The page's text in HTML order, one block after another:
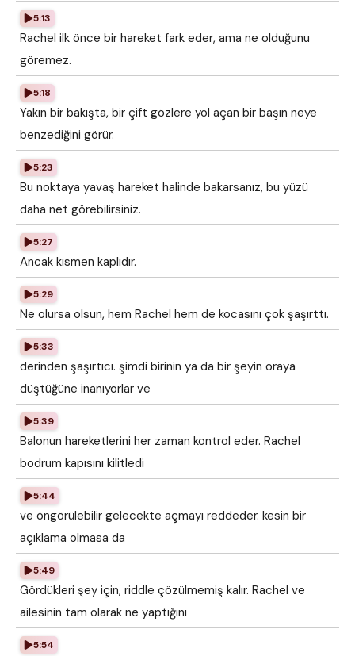
5:13
Rachel ilk önce bir hareket fark eder, ama ne olduğunu
göremez.
5:18
Yakın bir bakışta, bir çift gözlere yol açan bir başın neye
benzediğini görür.
5:23
Bu noktaya yavaş hareket halinde bakarsanız, bu yüzü
daha net görebilirsiniz.
5:27
Ancak kısmen kaplıdır.
5:29
Ne olursa olsun, hem Rachel hem de kocasını çok şaşırttı.
5:33
derinden şaşırtıcı. şimdi birinin ya da bir şeyin oraya
düştüğüne inanıyorlar ve
5:39
Balonun hareketlerini her zaman kontrol eder. Rachel
bodrum kapısını kilitledi
5:44
ve öngörülebilir gelecekte açmayı reddeder. kesin bir
açıklama olmasa da
5:49
Gördükleri şey için, riddle çözülmemiş kalır. Rachel ve
ailesinin tam olarak ne yaptığını
5:54